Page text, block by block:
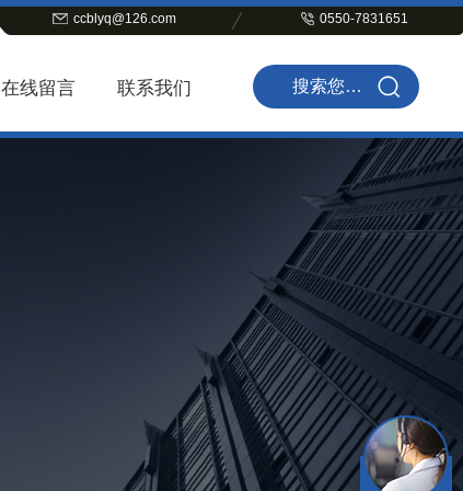
ccblyq@126.com 0550-7831651
在线留言 联系我们